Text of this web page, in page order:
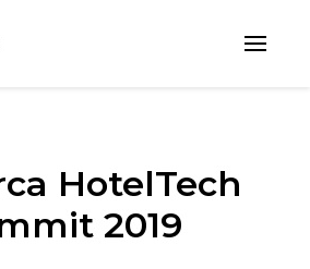
HotelTech
2019